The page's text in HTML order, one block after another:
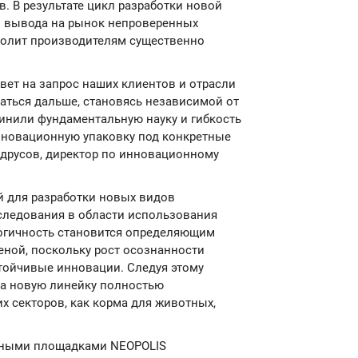
В результате цикл разработки новой
вывода на рынок непроверенных
производителям существенно
на запрос наших клиентов и отрасли
дальше, становясь независимой от
фундаментальную науку и гибкость
упаковку под конкретные
директор по инновационному
для разработки новых видов
в области использования
становится определяющим
поскольку рост осознанности
инновации. Следуя этому
новую линейку полностью
секторов, как корма для животных,
площадками NEOPOLIS